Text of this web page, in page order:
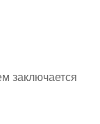
заключается